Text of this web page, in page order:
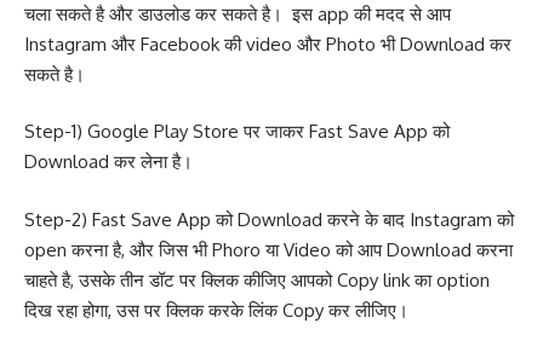
चला सकते है और डाउलोड कर सकते है। इस app की मदद से आप
Instagram और Facebook की video और Photo भी Download कर
सकते है।
Step-1) Google Play Store पर जाकर Fast Save App को
Download कर लेना है।
Step-2) Fast Save App को Download करने के बाद Instagram को
open करना है, और जिस भी Phoro या Video को आप Download करना
चाहते है, उसके तीन डॉट पर क्लिक कीजिए आपको Copy link का option
दिख रहा होगा, उस पर क्लिक करके लिंक Copy कर लीजिए।